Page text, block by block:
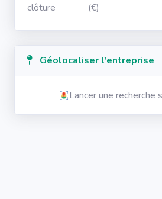
clôture
(€)
Géolocaliser l'entreprise
Lancer une recherche